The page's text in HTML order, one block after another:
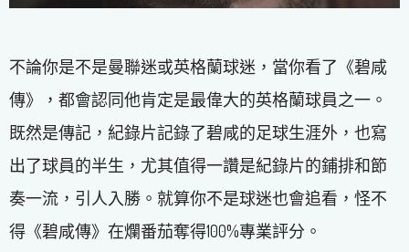
不論你是不是曼聯迷或英格蘭球迷，當你看了《碧咸
傳》，都會認同他肯定是最偉大的英格蘭球員之一。
既然是傳記，紀錄片記錄了碧咸的足球生涯外，也寫
出了球員的半生，尤其值得一讚是紀錄片的鋪排和節
奏一流，引人入勝。就算你不是球迷也會追看，怪不
得《碧咸傳》在爛番茄奪得100%專業評分。